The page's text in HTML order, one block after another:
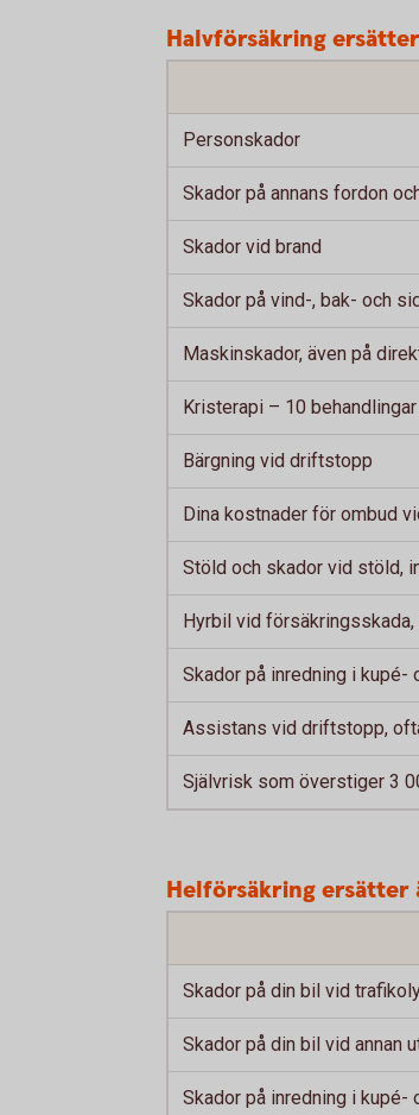
Halvförsäkring ersätter
Personskador
Skador på annans fordon
Skador vid brand
Skador på vind-, bak- och
Maskinskador, även på
Kristerapi – 10
Bärgning vid driftstopp
Dina kostnader för ombud
Stöld och skador vid stöld,
Hyrbil vid
Skador på inredning i kupé-
Assistans vid driftstopp,
Självrisk som överstiger 3
Helförsäkring ersätter
Skador på din bil vid
Skador på din bil vid annan
Skador på inredning i kupé-